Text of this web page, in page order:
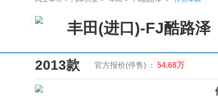
丰田(进口)-FJ酷路泽
2013款 官方报价(停售) ： 54.68万